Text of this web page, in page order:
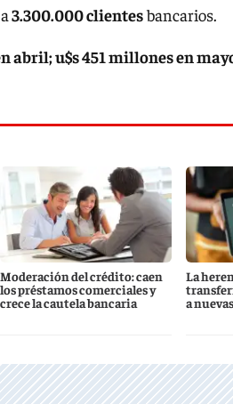
3.300.000 clientesbancarios.
abril; u$s 451 millones en
Moderación del crédito: caen
los préstamos comerciales y
crece la cautela bancaria
La
a